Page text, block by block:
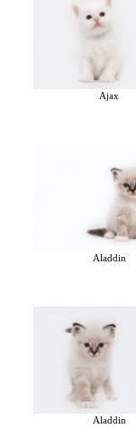
Ajax
Aladdin
Aladdin